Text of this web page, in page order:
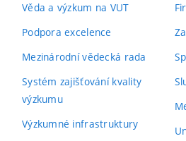
Věda a výzkum na VUT
Podpora excelence
Mezinárodní vědecká rada
Systém zajišťování kvality
výzkumu
Výzkumné infrastruktury